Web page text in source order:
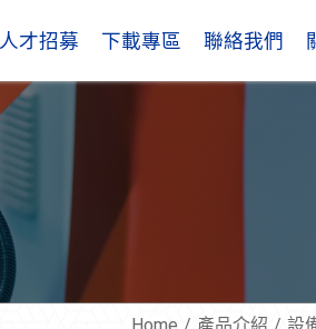
人才招募 下載專區 聯絡我們